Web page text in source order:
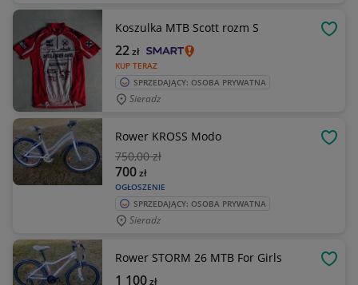
Koszulka MTB Scott rozm S
KUP TERAZ
22zł
SPRZEDAJĄCY: OSOBA PRYWATNA
Sieradz
Rower KROSS Modo
750,00 zł
OGŁOSZENIE
700zł
SPRZEDAJĄCY: OSOBA PRYWATNA
Sieradz
Rower STORM 26 MTB For Girls
1 100zł